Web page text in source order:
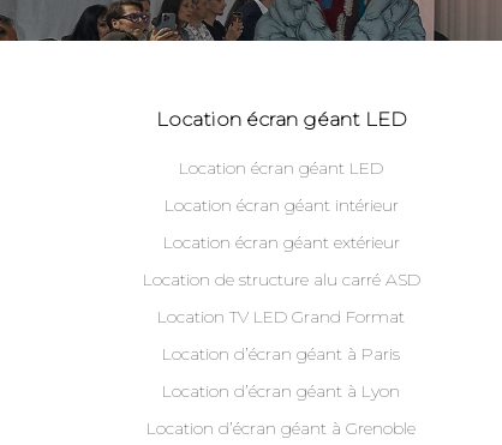
Location écran géant LED
Location écran géant LED
Location écran géant intérieur
Location écran géant extérieur
Location de structure alu carré ASD
Location TV LED Grand Format
Location d’écran géant à Paris
Location d’écran géant à Lyon
Location d’écran géant à Grenoble